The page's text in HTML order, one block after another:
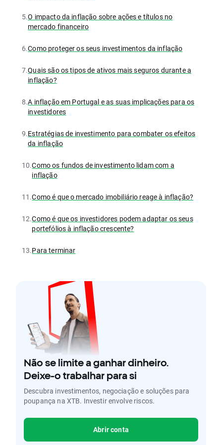
5.O impacto da inflação sobre ações e títulos no
mercado financeiro
6.Como proteger os seus investimentos da inflação
7.Quais são os tipos de ativos mais seguros durante a
inflação?
8.A inflação em Portugal e as suas implicações para os
investidores
9.Estratégias de investimento para combater os efeitos
da inflação
10.Como os fundos de investimento lidam com a
inflação
11.Como é que o mercado imobiliário reage à inflação?
12.Como é que os investidores podem adaptar os seus
portefólios à inflação crescente?
13.Para terminar
Não se limite a ganhar dinheiro.
Deixe-o trabalhar para si
Descubra investimentos, negociação e soluções para
poupança na XTB. Investir envolve riscos.
Abrir conta